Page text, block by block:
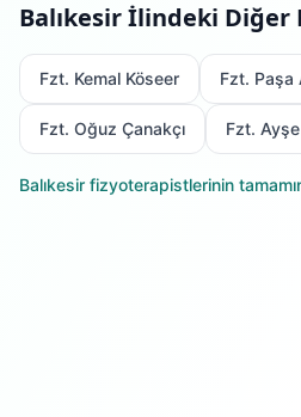
Balıkesirİlindeki Diğer
Fzt. Kemal Köseer Fzt. Paşa
Fzt. Oğuz Çanakçı Fzt.
Balıkesir fizyoterapistlerinin